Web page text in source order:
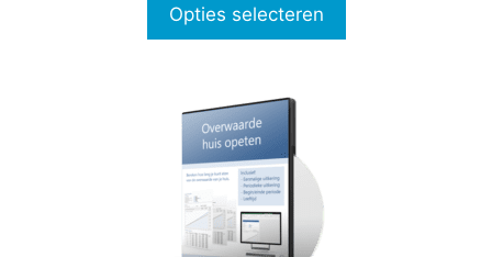
5
€87,00
Opties selecteren